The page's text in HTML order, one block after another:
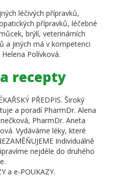
léčivých přípravků,
přípravků, léčebné
brýlí, veterinárních
a jiných má v kompetenci
Polívková.
recepty
PŘEDPIS. Široký
a poradí PharmDr. Alena
PharmDr. Aneta
Vydáváme léky, které
Individuálně
nejdéle do druhého
a e-POUKAZY.